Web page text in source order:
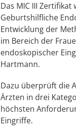
Das MIC III
Geburtshilfliche
Entwicklung der
im Bereich der
endoskopischer
Hartmann.
Dazu überprüft die
Ärzten in drei
höchsten
Eingriffe.